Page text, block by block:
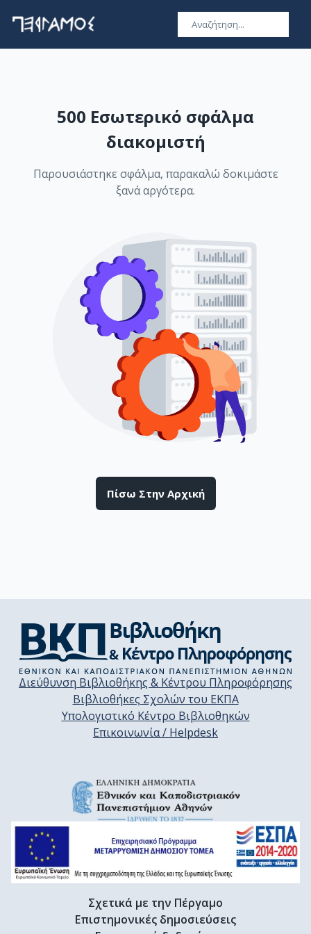
500 Εσωτερικό σφάλμα
διακομιστή
Παρουσιάστηκε σφάλμα, παρακαλώ δοκιμάστε
ξανά αργότερα.
Πίσω Στην Αρχική
Διεύθυνση Βιβλιοθήκης & Κέντρου Πληροφόρησης
Βιβλιοθήκες Σχολών του ΕΚΠΑ
Υπολογιστικό Κέντρο Βιβλιοθηκών
Επικοινωνία / Helpdesk
Σχετικά με την Πέργαμο
Επιστημονικές δημοσιεύσεις